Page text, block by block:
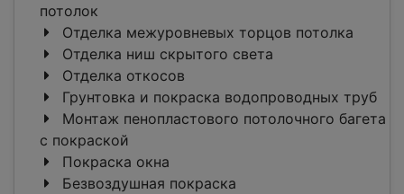
потолок
Отделка межуровневых торцов потолка
Отделка ниш скрытого света
Отделка откосов
Грунтовка и покраска водопроводных труб
Монтаж пенопластового потолочного багета
c покраской
Покраска окна
Безвоздушная покраска